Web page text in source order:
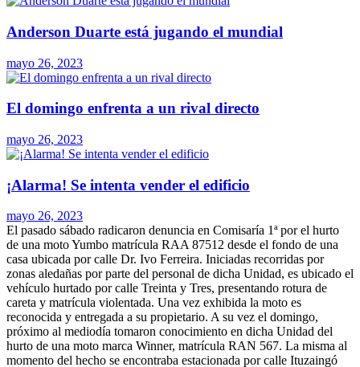
Anderson Duarte está jugando el mundial
mayo 26, 2023
El domingo enfrenta a un rival directo
mayo 26, 2023
¡Alarma! Se intenta vender el edificio
mayo 26, 2023
El pasado sábado radicaron denuncia en Comisaría 1ª por el hurto
de una moto Yumbo matrícula RAA 87512 desde el fondo de una
casa ubicada por calle Dr. Ivo Ferreira. Iniciadas recorridas por
zonas aledañas por parte del personal de dicha Unidad, es ubicado el
vehículo hurtado por calle Treinta y Tres, presentando rotura de
careta y matrícula violentada. Una vez exhibida la moto es
reconocida y entregada a su propietario. A su vez el domingo,
próximo al mediodía tomaron conocimiento en dicha Unidad del
hurto de una moto marca Winner, matrícula RAN 567. La misma al
momento del hecho se encontraba estacionada por calle Ituzaingó